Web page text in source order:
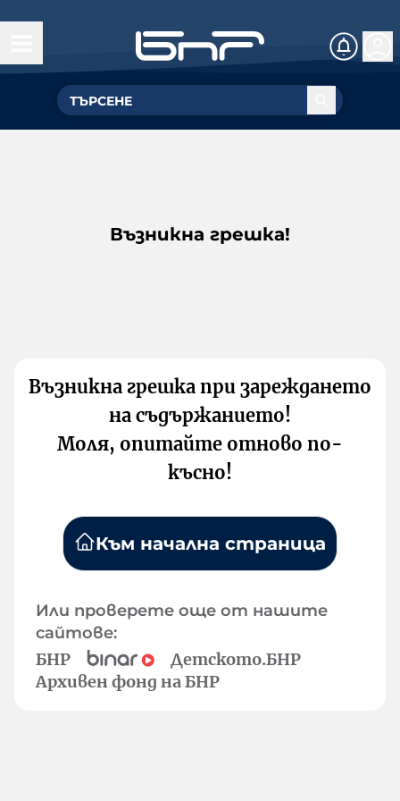
Възникна грешка!
Възникна грешка при зареждането
на съдържанието!
Моля, опитайте отново по-
късно!
Към начална страница
Или проверете още от нашите
сайтове:
БНР
Детското.БНР
Архивен фонд на БНР